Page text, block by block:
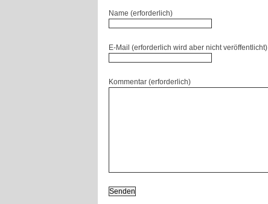
Name (erforderlich)
E-Mail (erforderlich wird aber nicht veröffentlicht)
Kommentar (erforderlich)